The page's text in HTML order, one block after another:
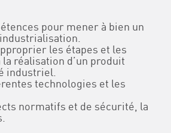
pour mener à bien un
les étapes et les
réalisation d’un produit
industriel.
technologies et les
normatifs et de sécurité, la